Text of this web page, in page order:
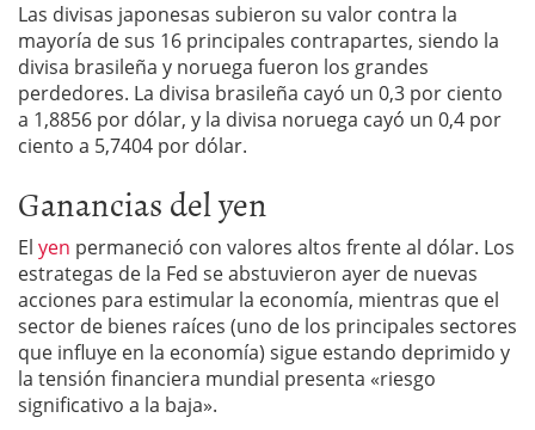
Las divisas japonesas subieron su valor contra la
mayoría de sus 16 principales contrapartes, siendo la
divisa brasileña y noruega fueron los grandes
perdedores. La divisa brasileña cayó un 0,3 por ciento
a 1,8856 por dólar, y la divisa noruega cayó un 0,4 por
ciento a 5,7404 por dólar.
Ganancias del yen
El yen permaneció con valores altos frente al dólar. Los
estrategas de la Fed se abstuvieron ayer de nuevas
acciones para estimular la economía, mientras que el
sector de bienes raíces (uno de los principales sectores
que influye en la economía) sigue estando deprimido y
la tensión financiera mundial presenta «riesgo
significativo a la baja».